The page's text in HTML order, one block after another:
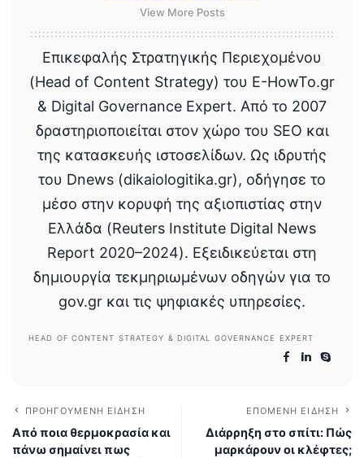
View More Posts
Επικεφαλής Στρατηγικής Περιεχομένου
(Head of Content Strategy) του E-HowTo.gr
& Digital Governance Expert. Από το 2007
δραστηριοποιείται στον χώρο του SEO και
της κατασκευής ιστοσελίδων. Ως ιδρυτής
του Dnews (dikaiologitika.gr), οδήγησε το
μέσο στην κορυφή της αξιοπιστίας στην
Ελλάδα (Reuters Institute Digital News
Report 2020–2024). Εξειδικεύεται στη
δημιουργία τεκμηριωμένων οδηγών για το
gov.gr και τις ψηφιακές υπηρεσίες.
HEAD OF CONTENT STRATEGY & DIGITAL GOVERNANCE EXPERT
ΠΡΟΗΓΟΎΜΕΝΗ ΕΊΔΗΣΗ
Από ποια θερμοκρασία και
πάνω σημαίνει πως
ΕΠΌΜΕΝΗ ΕΊΔΗΣΗ
Διάρρηξη στο σπίτι: Πώς
μαρκάρουν οι κλέφτες;